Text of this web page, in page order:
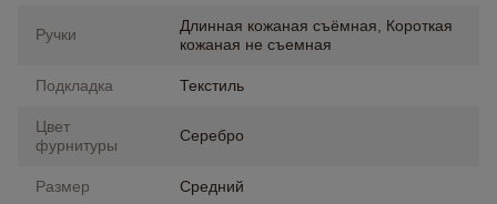
Ручки
Длинная кожаная съёмная, Короткая
кожаная не съемная
Подкладка Текстиль
Цвет
фурнитуры
Серебро
Размер Средний